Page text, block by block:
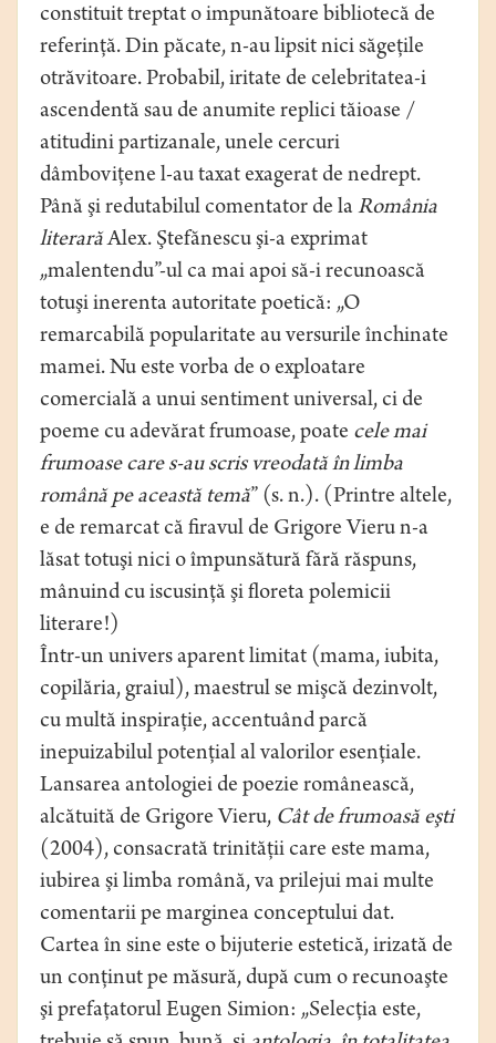
constituit treptat o impunătoare bibliotecă de
referinţă. Din păcate, n-au lipsit nici săgeţile
otrăvitoare. Probabil, iritate de celebritatea-i
ascendentă sau de anumite replici tăioase /
atitudini partizanale, unele cercuri
dâmboviţene l-au taxat exagerat de nedrept.
Până şi redutabilul comentator de la România
literarăAlex. Ştefănescu şi-a exprimat
„malentendu”-ul ca mai apoi să-i recunoască
totuşi inerenta autoritate poetică: „O
remarcabilă popularitate au versurile închinate
mamei. Nu este vorba de o exploatare
comercială a unui sentiment universal, ci de
poeme cu adevărat frumoase, poate cele mai
frumoase care s-au scris vreodată în limba
română pe această temă” (s. n.). (Printre altele,
e de remarcat că firavul de Grigore Vieru n-a
lăsat totuşi nici o împunsătură fără răspuns,
mânuind cu iscusinţă şi floreta polemicii
literare!)
Într-un univers aparent limitat (mama, iubita,
copilăria, graiul), maestrul se mişcă dezinvolt,
cu multă inspiraţie, accentuând parcă
inepuizabilul potenţial al valorilor esenţiale.
Lansarea antologiei de poezie românească,
alcătuită de Grigore Vieru, Cât de frumoasă eşti
(2004), consacrată trinităţii care este mama,
iubirea şi limba română, va prilejui mai multe
comentarii pe marginea conceptului dat.
Cartea în sine este o bijuterie estetică, irizată de
un conţinut pe măsură, după cum o recunoaşte
şi prefaţatorul Eugen Simion: „Selecţia este,